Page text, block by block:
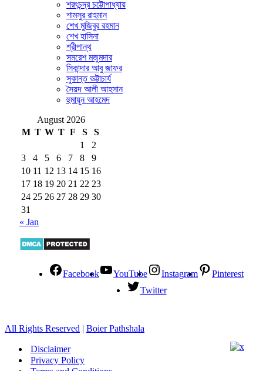
শরৎচন্দ্র চট্টোপাধ্যায়
শামসুর রাহমান
শেখ মুজিবুর রহমান
শেখ হাসিনা
শ্রীপান্থ
সমরেশ মজুমদার
সিকান্দার আবু জাফর
সুকান্ত ভট্টাচার্য
সৈয়দ আলী আহসান
হুমায়ূন আহমেদ
August 2026
M T W T F S
S
1
2
3
4 5 6 7 8
9
10 11 12 13 14 15 16
17 18 19 20 21 22 23
24 25 26 27 28 29 30
31
« Jan
Facebook YouTube Instagram
Pinterest
Twitter
All Rights Reserved | Boier Pathshala
Disclaimer
Privacy Policy